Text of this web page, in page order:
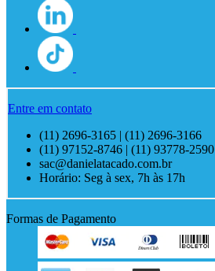
Entre em contato
(11) 2696-3165 | (11) 2696-3166
(11) 97152-8746 | (11) 93778-2590
sac@danielatacado.com.br
Horário: Seg à sex, 7h às 17h
Formas de Pagamento